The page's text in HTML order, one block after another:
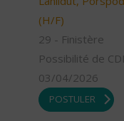
(H/F)
29 - Finistère
Possibilité de
03/04/2026
POSTULER